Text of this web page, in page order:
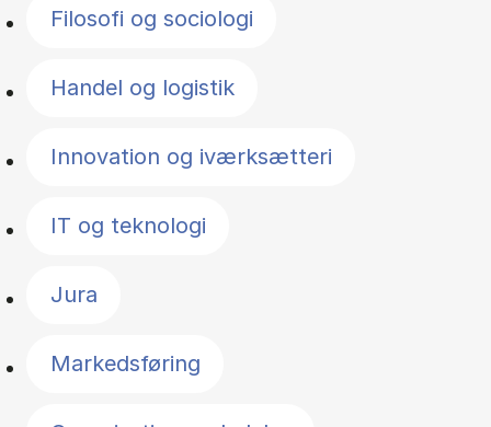
Filosofi og sociologi
Handel og logistik
Innovation og iværksætteri
IT og teknologi
Jura
Markedsføring